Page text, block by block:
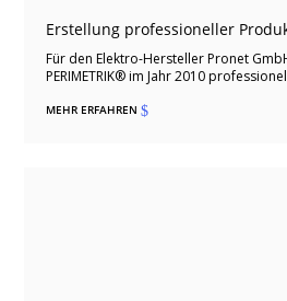
Erstellung professioneller
Für den Elektro-Hersteller Pronet
PERIMETRIK® im Jahr 2010
MEHR ERFAHREN$